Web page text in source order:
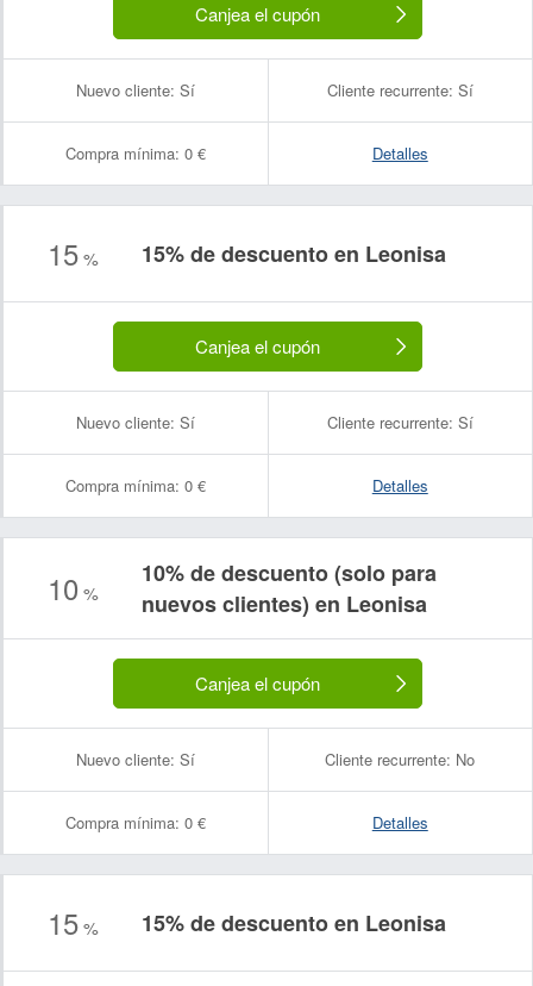
Canjea el cupón
Nuevo cliente: Sí Cliente recurrente: Sí
Compra mínima: 0 € Detalles
15 % 15% de descuento en Leonisa
Canjea el cupón
Nuevo cliente: Sí Cliente recurrente: Sí
Compra mínima: 0 € Detalles
10 %
10% de descuento (solo para
nuevos clientes) en Leonisa
Canjea el cupón
Nuevo cliente: Sí Cliente recurrente: No
Compra mínima: 0 € Detalles
15 % 15% de descuento en Leonisa